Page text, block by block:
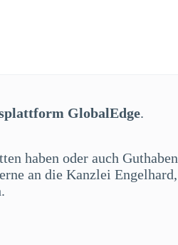
GlobalEdge.
haben oder auch Guthaben
an die Kanzlei Engelhard,